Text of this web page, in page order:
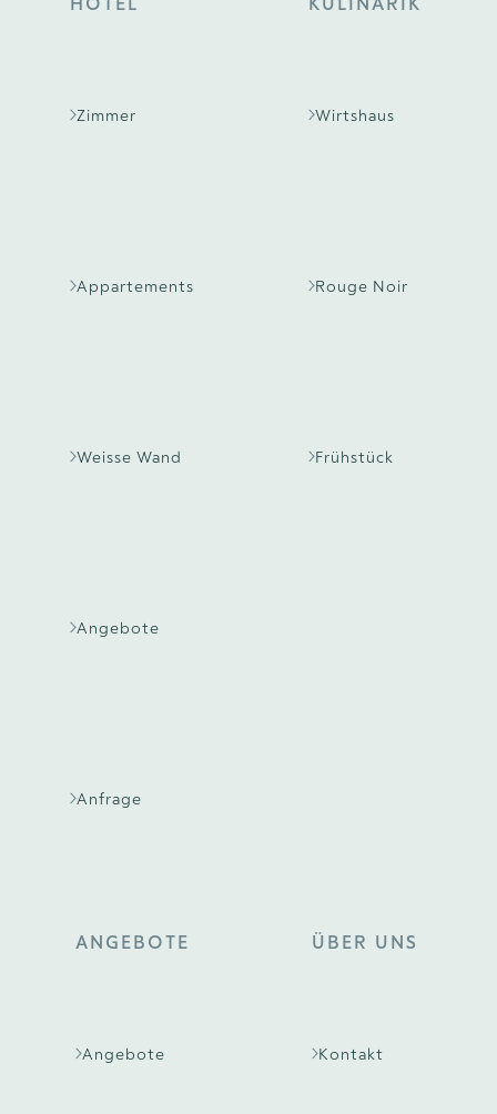
HOTEL
Zimmer
Appartements
Weisse Wand
Angebote
Anfrage
KULINARIK
Wirtshaus
Rouge Noir
Frühstück
ANGEBOTE
Angebote
ÜBER UNS
Kontakt